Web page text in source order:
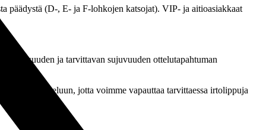
päädystä (D-, E- ja F-lohkojen katsojat). VIP- ja aitioasiakkaat
ja tarvittavan sujuvuuden ottelutapahtuman
otteluun, jotta voimme vapauttaa tarvittaessa irtolippuja